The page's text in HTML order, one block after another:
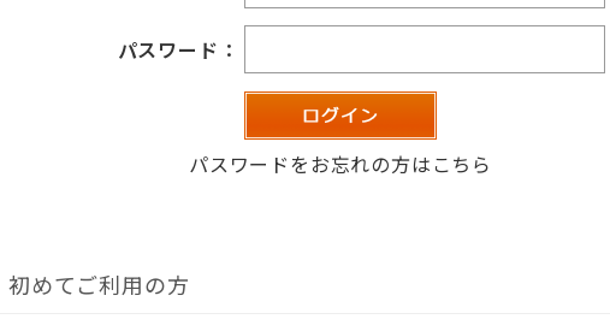
パスワード：
パスワードをお忘れの方はこちら
初めてご利用の方